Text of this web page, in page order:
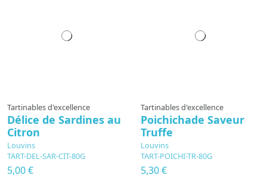
Tartinables d'excellence
Délice de Sardines au
Citron
Louvins
TART-DEL-SAR-CIT-80G
5,00 €
Tartinables d'excellence
Poichichade Saveur
Truffe
Louvins
TART-POICHI-TR-80G
5,30 €